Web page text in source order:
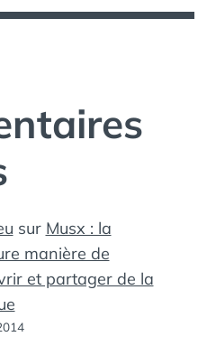
sur Musx : la
manière de
et partager de la